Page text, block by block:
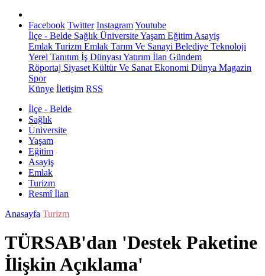
Facebook Twitter InstagramYoutube
İlçe - Belde Sağlık ÜniversiteYaşam Eğitim Asayiş
Emlak Turizm Emlak Tarım Ve Sanayi Belediye Teknoloji
Yerel Tanıtım İş Dünyası Yatırım İlan Gündem
Röportaj Siyaset Kültür Ve Sanat Ekonomi Dünya Magazin
Spor
Künye İletişim RSS
İlçe - Belde
Sağlık
Üniversite
Yaşam
Eğitim
Asayiş
Emlak
Turizm
Resmî İlan
Anasayfa Turizm
TÜRSAB'dan 'Destek Paketine
İlişkin Açıklama'